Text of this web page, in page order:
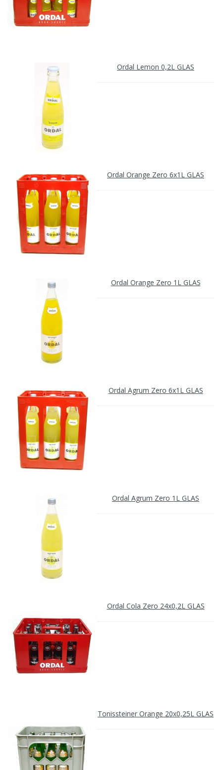
Ordal Lemon 0,2L GLAS
Ordal Orange Zero 6x1L GLAS
Ordal Orange Zero 1L GLAS
Ordal Agrum Zero 6x1L GLAS
Ordal Agrum Zero 1L GLAS
Ordal Cola Zero 24x0,2L GLAS
Tonissteiner Orange 20x0,25L GLAS